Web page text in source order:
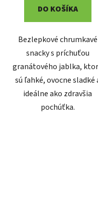
DO KOŠÍKA
Bezlepkové chrumkavé
snacky s príchuťou
granátového jablka,
sú ľahké, ovocne sladké
ideálne ako zdravšia
pochúťka.